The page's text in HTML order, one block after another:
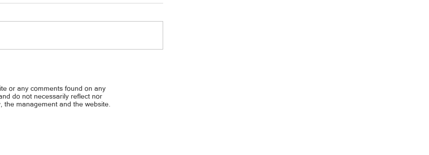
MADIR
or any comments found on any
do not necessarily reflect nor
management and the website.